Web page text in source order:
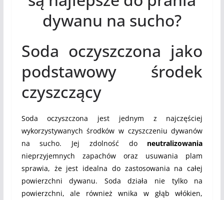
dywanu na sucho?
Soda oczyszczona jako
podstawowy środek
czyszczący
Soda oczyszczona jest jednym z najczęściej
wykorzystywanych środków w czyszczeniu dywanów
na sucho. Jej zdolność do neutralizowania
nieprzyjemnych zapachów oraz usuwania plam
sprawia, że jest idealna do zastosowania na całej
powierzchni dywanu. Soda działa nie tylko na
powierzchni, ale również wnika w głąb włókien,